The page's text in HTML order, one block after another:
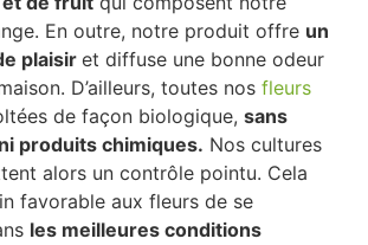
En outre, notre produit offre un
plaisiret diffuse une bonne odeur
D’ailleurs, toutes nos fleurs
de façon biologique, sans
produits chimiques. Nos cultures
alors un contrôle pointu. Cela
favorable aux fleurs de se
les meilleures conditions